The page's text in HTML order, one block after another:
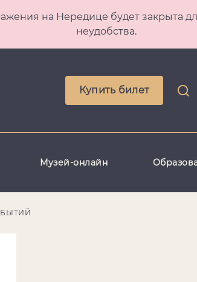
на Нередице будет
неудобства.
Купить билет
Музей-онлайн